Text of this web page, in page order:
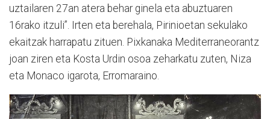
uztailaren 27an atera behar ginela eta abuztuaren
16rako itzuli”. Irten eta berehala, Pirinioetan sekulako
ekaitzak harrapatu zituen. Pixkanaka Mediterraneorantz
joan ziren eta Kosta Urdin osoa zeharkatu zuten, Niza
eta Monaco igarota, Erromaraino.